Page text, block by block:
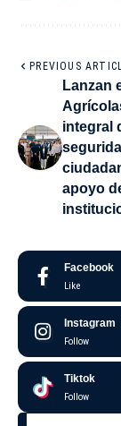
PREVIOUS
Lanzan
integral
apoyo
Facebook
Like
Instagram
Follow
Tiktok
Follow